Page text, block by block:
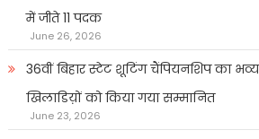
में जीते 11 पदक
June 26, 2026
36वीं बिहार स्टेट शूटिंग चैंपियनशिप का
खिलाडिय़ों को किया गया सम्मानित
June 23, 2026